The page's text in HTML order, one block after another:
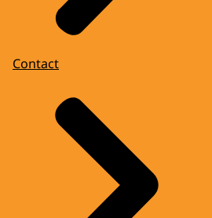
Contact